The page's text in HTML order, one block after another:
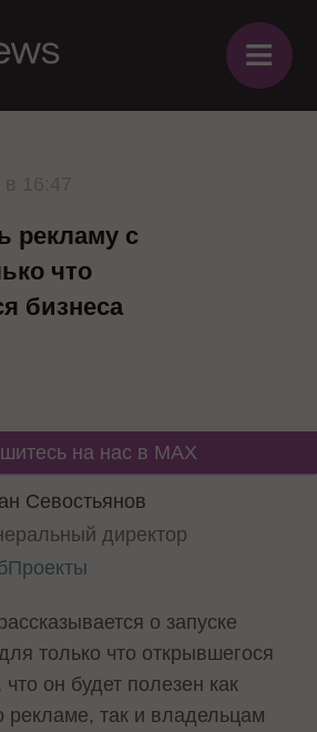
≡
рекламу с
что
бизнеса
на нас в MAX
Севостьянов
директор
о запуске
только что открывшегося
он будет полезен как
рекламе, так и владельцам